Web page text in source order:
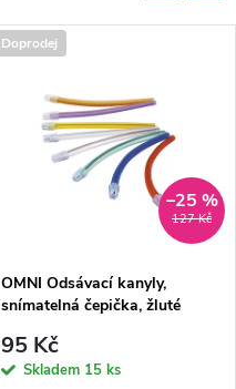
Doprodej
127 Kč
–25 %
OMNI Odsávací kanyly,
snímatelná čepička, žluté
95 Kč
Skladem 15 ks